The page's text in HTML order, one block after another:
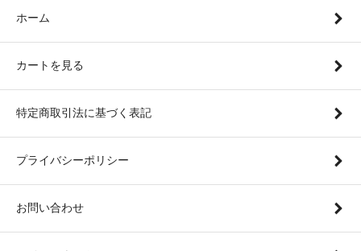
ホーム
カートを見る
特定商取引法に基づく表記
プライバシーポリシー
お問い合わせ